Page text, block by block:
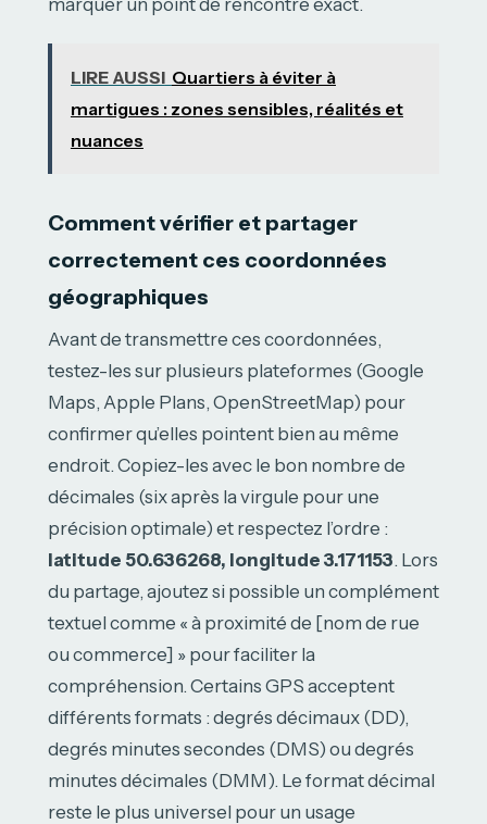
marquer un point de rencontre exact.
LIRE AUSSI Quartiers à éviter à
martigues : zones sensibles, réalités et
nuances
Comment vérifier et partager
correctement ces coordonnées
géographiques
Avant de transmettre ces coordonnées,
testez-les sur plusieurs plateformes (Google
Maps, Apple Plans, OpenStreetMap) pour
confirmer qu’elles pointent bien au même
endroit. Copiez-les avec le bon nombre de
décimales (six après la virgule pour une
précision optimale) et respectez l’ordre :
latitude 50.636268, longitude 3.171153. Lors
du partage, ajoutez si possible un complément
textuel comme « à proximité de [nom de rue
ou commerce] » pour faciliter la
compréhension. Certains GPS acceptent
différents formats : degrés décimaux (DD),
degrés minutes secondes (DMS) ou degrés
minutes décimales (DMM). Le format décimal
reste le plus universel pour un usage